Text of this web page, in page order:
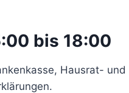
bis 18:00
Hausrat-